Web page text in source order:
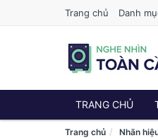
Trang chủ Danh
TRANG CHỦ
Trang chủ Nhãn